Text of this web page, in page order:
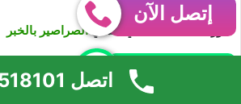
دور البنية التحتية في تفشيالصراصير بالخبر
تُساهم بعض العوامل المرتبطة بالبنية التحتية
الصراصير، منها:
إتصل الآن
اتصل 0551518101